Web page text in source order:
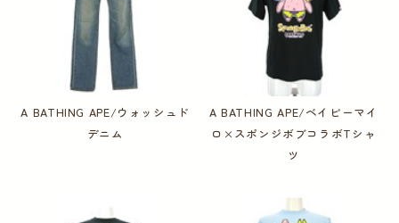
A BATHING APE/ウォッシュド
デニム
A BATHING APE/ベイビーマイ
ロ×スポンジボブコラボTシャ
ツ